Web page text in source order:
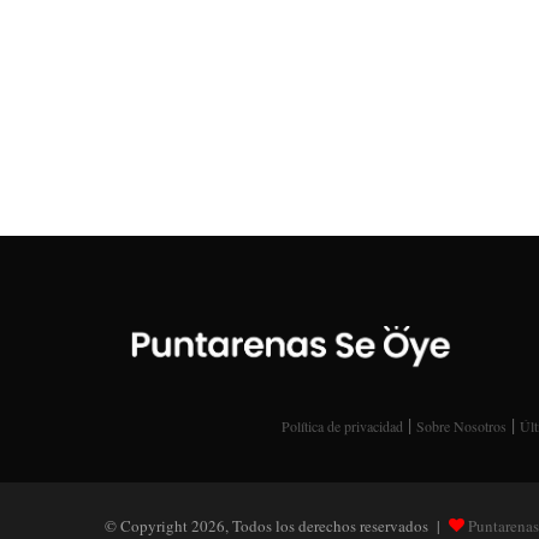
Política de privacidad | Sobre Nosotros |
© Copyright 2026, Todos los derechos reservados |